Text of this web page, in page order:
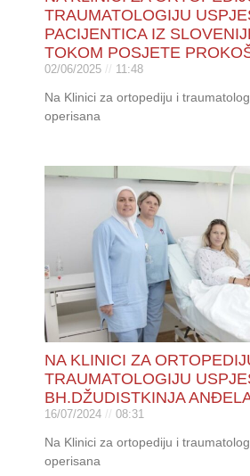
TRAUMATOLOGIJU
PACIJENTICA IZ
TOKOM POSJETE
02/06/2025 11:48
Na Klinici za ortopediju i
operisana
NA KLINICI ZA
TRAUMATOLOGIJU
BH.DŽUDISTKINJA
16/07/2024 08:31
Na Klinici za ortopediju i
operisana